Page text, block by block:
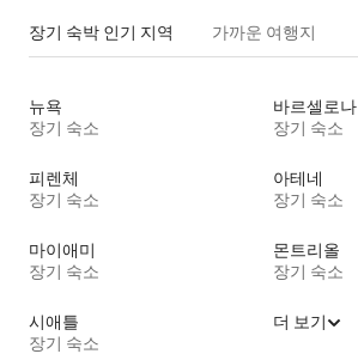
장기 숙박 인기 지역 가까운 여행지
뉴욕
장기 숙소
바르셀로나
장기 숙소
피렌체
장기 숙소
아테네
장기 숙소
마이애미
장기 숙소
몬트리올
장기 숙소
시애틀
장기 숙소
더 보기